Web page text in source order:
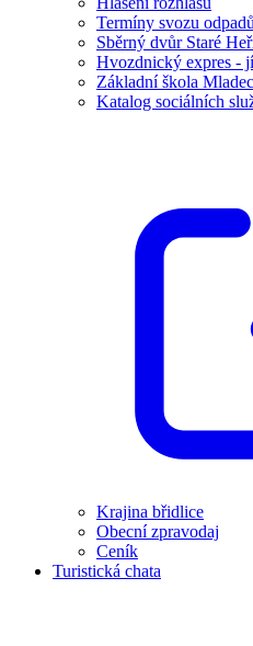
Termíny svozu
Sběrný dvůr Staré
Hvozdnický expres -
Základní škola
Katalog sociálních
Krajina břidlice
Obecní zpravodaj
Ceník
Turistická chata